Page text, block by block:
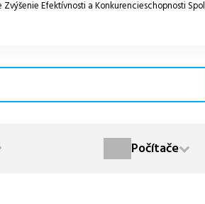
Efektívnosti a Konkurencieschopnosti
Počítače